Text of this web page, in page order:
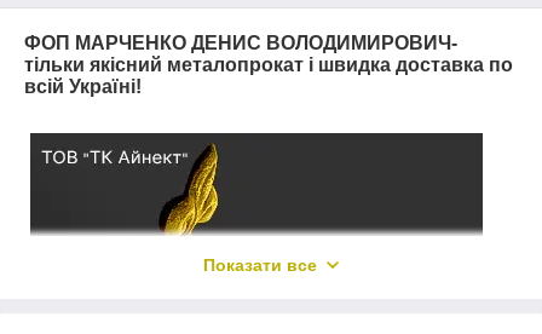
ФОП МАРЧЕНКО ДЕНИС ВОЛОДИМИРОВИЧ-
тільки якісний металопрокат і швидка доставка по
всій Україні!
Показати все